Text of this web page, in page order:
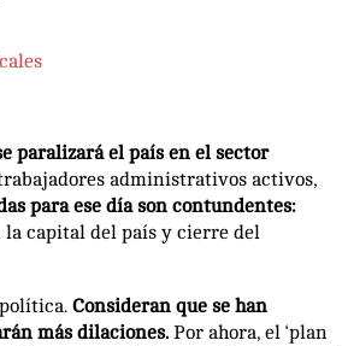
paralizará el país en el sector
administrativos activos,
para ese día son contundentes:
capital del país y cierre del
Consideran que se han
más dilaciones. Por ahora, el ‘plan